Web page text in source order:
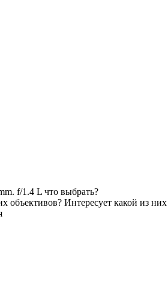
f/1.4 L что выбрать?
объективов? Интересует какой из